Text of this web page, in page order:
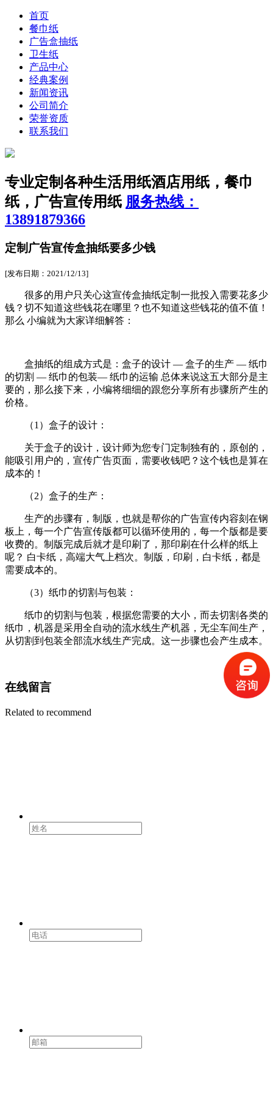
首页
餐巾纸
广告盒抽纸
卫生纸
产品中心
经典案例
新闻资讯
公司简介
荣誉资质
联系我们
专业定制各种生活用纸酒店用纸，餐巾
纸，广告宣传用纸 服务热线：
13891879366
定制广告宣传盒抽纸要多少钱
[发布日期：2021/12/13]
很多的用户只关心这宣传盒抽纸定制一批投入需要花多少
钱？切不知道这些钱花在哪里？也不知道这些钱花的值不值！
那么 小编就为大家详细解答：
盒抽纸的组成方式是：盒子的设计 — 盒子的生产 — 纸巾
的切割 — 纸巾的包装— 纸巾的运输 总体来说这五大部分是主
要的，那么接下来，小编将细细的跟您分享所有步骤所产生的
价格。
（1）盒子的设计：
关于盒子的设计，设计师为您专门定制独有的，原创的，
能吸引用户的，宣传广告页面，需要收钱吧？这个钱也是算在
成本的！
（2）盒子的生产：
生产的步骤有，制版，也就是帮你的广告宣传内容刻在钢
板上，每一个广告宣传版都可以循环使用的，每一个版都是要
收费的。制版完成后就才是印刷了，那印刷在什么样的纸上
呢？ 白卡纸，高端大气上档次。制版，印刷，白卡纸，都是
需要成本的。
（3）纸巾的切割与包装：
纸巾的切割与包装，根据您需要的大小，而去切割各类的
纸巾，机器是采用全自动的流水线生产机器，无尘车间生产，
从切割到包装全部流水线生产完成。这一步骤也会产生成本。
在线留言
Related to recommend